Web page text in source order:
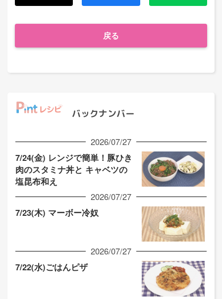
戻る
バックナンバー
2026/07/27
7/24(金) レンジで簡単！豚ひき
肉のスタミナ丼と キャベツの
塩昆布和え
2026/07/27
7/23(木) マーボー冷奴
2026/07/27
7/22(水)ごはんピザ